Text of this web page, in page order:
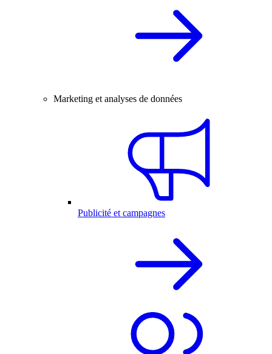
Marketing et analyses de données
Publicité et campagnes